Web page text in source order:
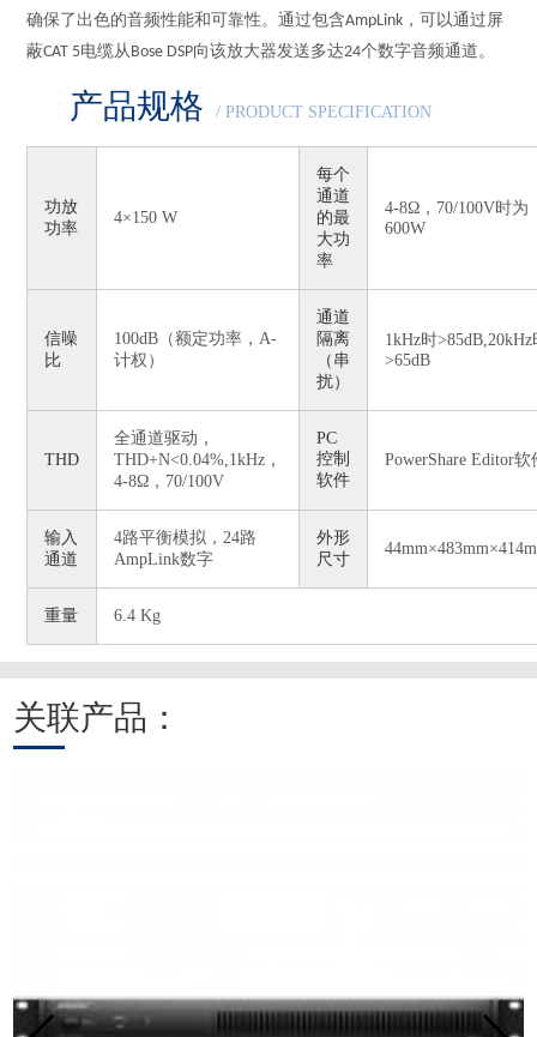
确保了出色的音频性能和可靠性。通过包含AmpLink，可以通过屏
蔽CAT 5电缆从 Bose DSP向该放大器发送多达24个数字音频通道。
产品规格 / PRODUCT SPECIFICATION
功放
功率
4×150 W
每个
通道
的最
大功
率
4-8Ω，70/100V时为
600W
信噪
比
100dB（额定功率，A-
计权）
通道
隔离
（串
扰）
1kHz时>85dB,20kHz
>65dB
THD
全通道驱动，
THD+N<0.04%,1kHz，
4-8Ω，70/100V
PC
控制
软件
PowerShare Editor软
输入
通道
4路平衡模拟，24路
AmpLink数字
外形
尺寸
44mm×483mm
重量 6.4 Kg
关联产品：